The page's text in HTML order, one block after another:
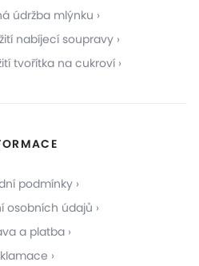
údržba mlýnku
nabíjecí soupravy
tvořítka na cukroví
podmínky
osobních údajů
a platba